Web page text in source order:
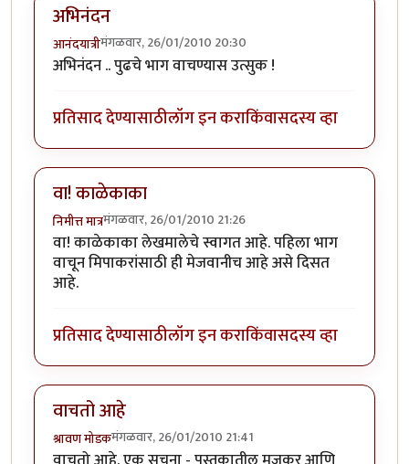
अभिनंदन
आनंदयात्रीमंगळवार, 26/01/2010 20:30
अभिनंदन .. पुढचे भाग वाचण्यास उत्सुक !
प्रतिसाद देण्यासाठीलॉग इन कराकिंवासदस्य व्हा
वा! काळेकाका
निमीत्त मात्रमंगळवार, 26/01/2010 21:26
वा! काळेकाका लेखमालेचे स्वागत आहे. पहिला भाग
वाचून मिपाकरांसाठी ही मेजवानीच आहे असे दिसत
आहे.
प्रतिसाद देण्यासाठीलॉग इन कराकिंवासदस्य व्हा
वाचतो आहे
श्रावण मोडकमंगळवार, 26/01/2010 21:41